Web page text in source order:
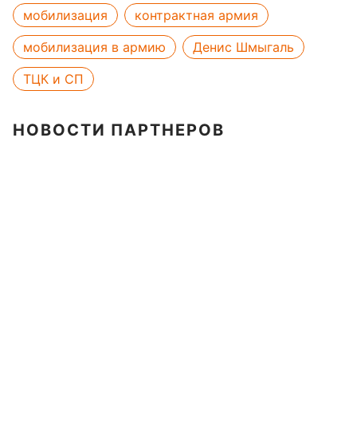
мобилизация
контрактная армия
мобилизация в армию
Денис Шмыгаль
ТЦК и СП
НОВОСТИ ПАРТНЕРОВ